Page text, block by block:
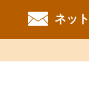
ネッ